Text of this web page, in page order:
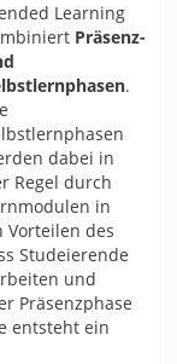
Learning
Präsenz-
.
dabei in
Regel durch
in
Vorteilen des
Studeierende
und
Präsenzphase
entsteht ein